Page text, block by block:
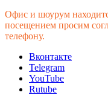
Офис и шоурум
посещением просим
телефону.
Вконтакте
Telegram
YouTube
Rutube